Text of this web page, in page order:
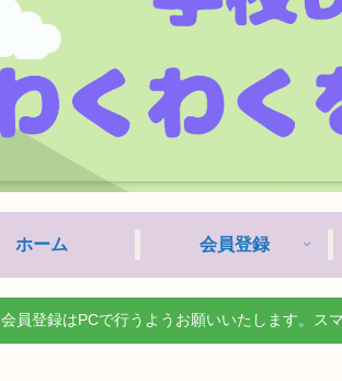
ホーム 会員登録
会員登録はPCで行うようお願いいたします。ス